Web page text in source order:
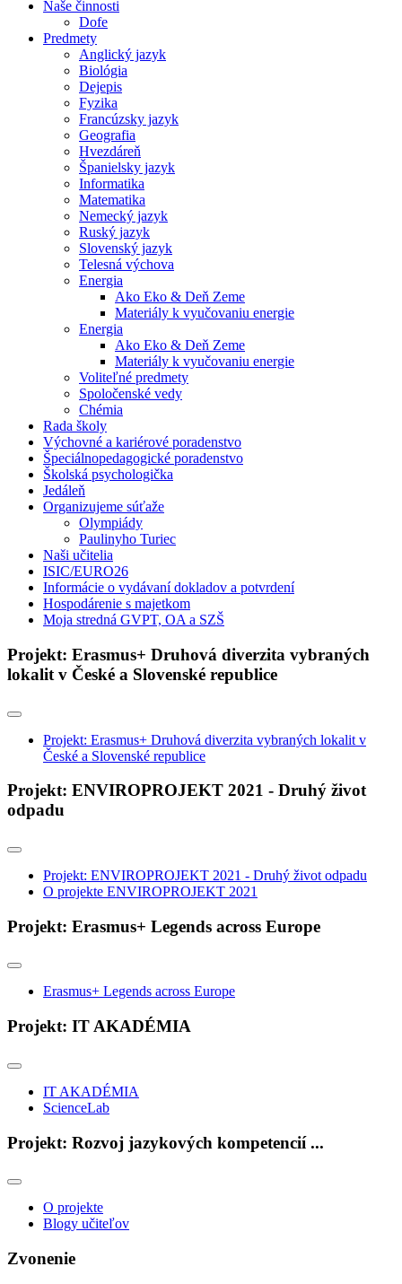
Naše činnosti
Dofe
Predmety
Anglický jazyk
Biológia
Dejepis
Fyzika
Francúzsky jazyk
Geografia
Hvezdáreň
Španielsky jazyk
Informatika
Matematika
Nemecký jazyk
Ruský jazyk
Slovenský jazyk
Telesná výchova
Energia
Ako Eko & Deň Zeme
Materiály k vyučovaniu energie
Energia
Ako Eko & Deň Zeme
Materiály k vyučovaniu energie
Voliteľné predmety
Spoločenské vedy
Chémia
Rada školy
Výchovné a kariérové poradenstvo
Špeciálnopedagogické poradenstvo
Školská psychologička
Jedáleň
Organizujeme súťaže
Olympiády
Paulinyho Turiec
Naši učitelia
ISIC/EURO26
Informácie o vydávaní dokladov a potvrdení
Hospodárenie s majetkom
Moja stredná GVPT, OA a SZŠ
Projekt: Erasmus+ Druhová diverzita vybraných
lokalit v České a Slovenské republice
Projekt: Erasmus+ Druhová diverzita vybraných lokalit v
České a Slovenské republice
Projekt: ENVIROPROJEKT 2021 - Druhý život
odpadu
Projekt: ENVIROPROJEKT 2021 - Druhý život odpadu
O projekte ENVIROPROJEKT 2021
Projekt: Erasmus+ Legends across Europe
Erasmus+ Legends across Europe
Projekt: IT AKADÉMIA
IT AKADÉMIA
ScienceLab
Projekt: Rozvoj jazykových kompetencií ...
O projekte
Blogy učiteľov
Zvonenie